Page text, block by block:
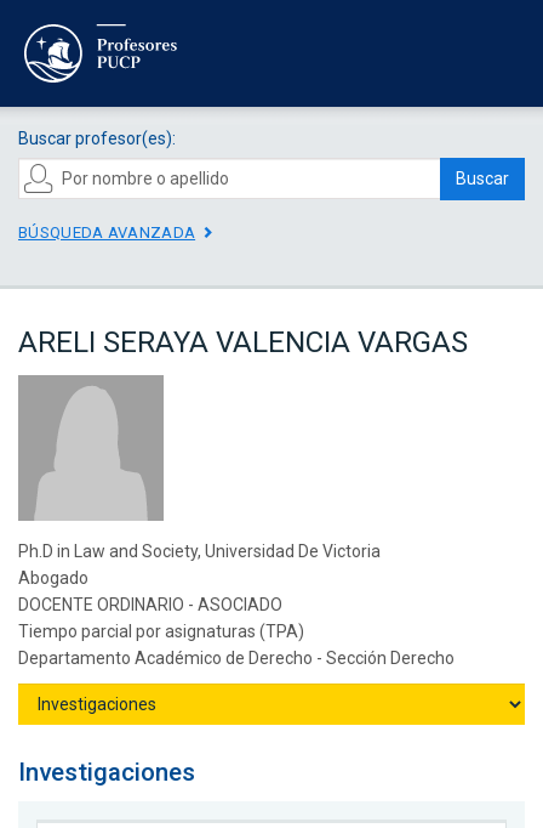
Buscar profesor(es):
Buscar
BÚSQUEDA AVANZADA
ARELI SERAYA VALENCIA VARGAS
Ph.D in Law and Society, Universidad De Victoria
Abogado
DOCENTE ORDINARIO - ASOCIADO
Tiempo parcial por asignaturas (TPA)
Departamento Académico de Derecho - Sección Derecho
Investigaciones